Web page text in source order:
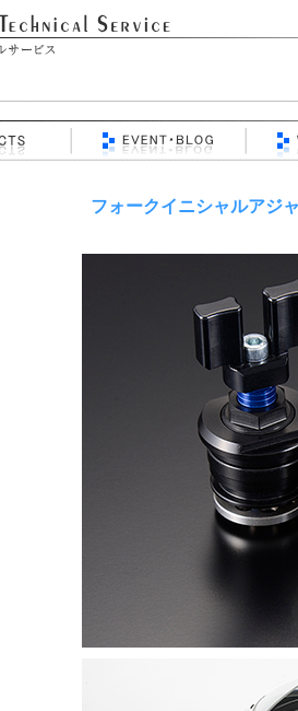
フォークイニシャルアジ